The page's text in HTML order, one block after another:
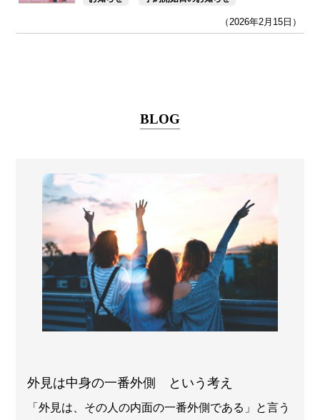
（2026年2月15日）
BLOG
外見は中身の一番外側 という考え
「外見は、その人の内面の一番外側である」と言う